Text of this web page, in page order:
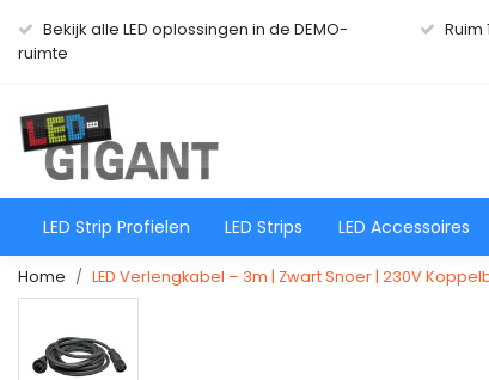
Bekijk alle LED oplossingen in de DEMO-
ruimte
Ruim
LED Strip Profielen LED Strips LED Accessoires
Home LED Verlengkabel – 3m | Zwart Snoer | 230V